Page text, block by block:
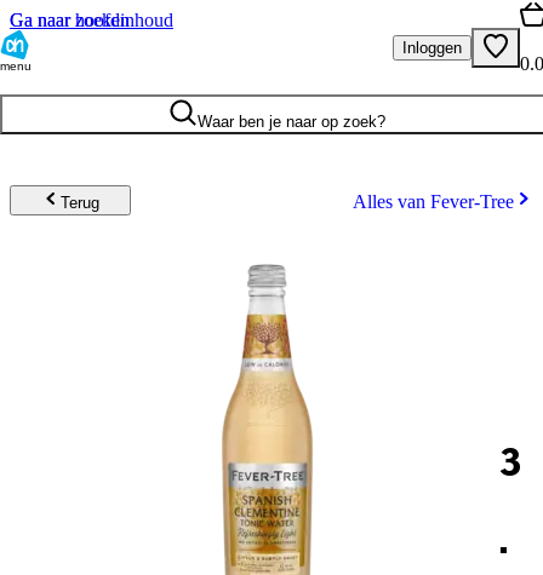
Ga naar hoofdinhoud
Ga naar zoeken
menu
Inloggen
Waar ben je naar op zoek?
Terug Alles van Fever-Tree
3
.